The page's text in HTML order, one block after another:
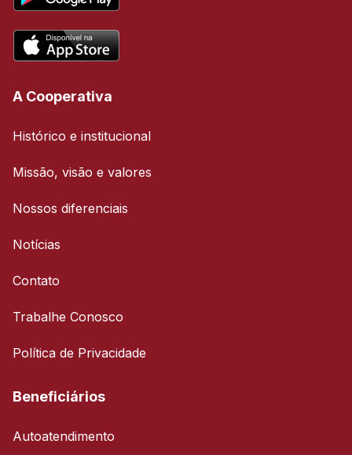
A Cooperativa
Histórico e institucional
Missão, visão e valores
Nossos diferenciais
Notícias
Contato
Trabalhe Conosco
Política de Privacidade
Beneficiários
Autoatendimento